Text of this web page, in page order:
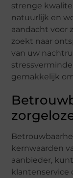
strenge
natuurlijk en
aandacht voor
zoekt naar
van uw
gemakkelijk
kernwaarden
aanbieder,
klantenservice